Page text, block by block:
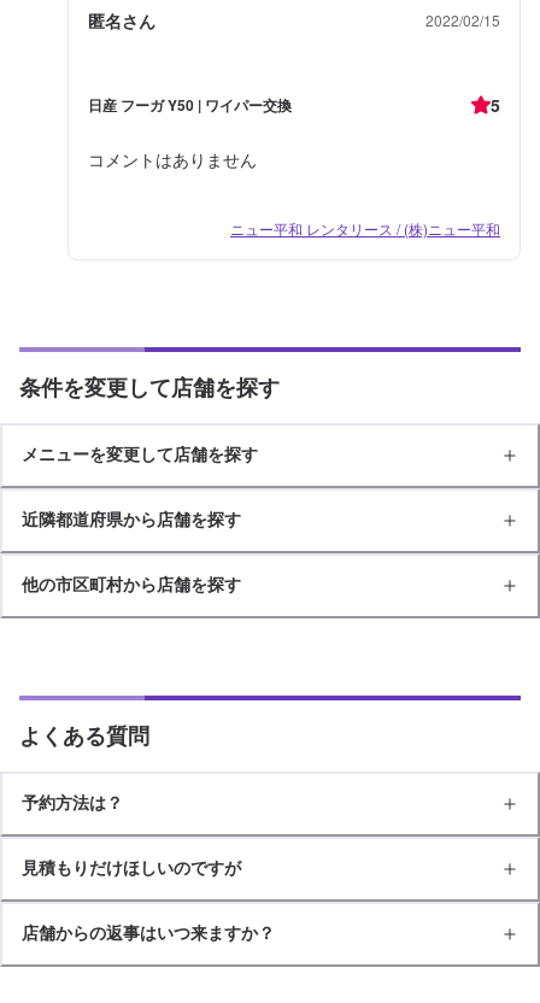
匿名さん 2022/02/15
日産 フーガ Y50 | ワイパー交換 5
コメントはありません
ニュー平和 レンタリース / (株)ニュー平和
条件を変更して店舗を探す
メニューを変更して店舗を探す
近隣都道府県から店舗を探す
他の市区町村から店舗を探す
よくある質問
予約方法は？
見積もりだけほしいのですが
店舗からの返事はいつ来ますか？